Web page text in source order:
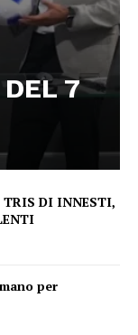
DEL 7
TRIS DI INNESTI,
per